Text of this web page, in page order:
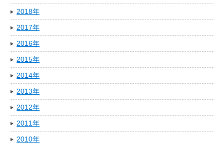
2018年
2017年
2016年
2015年
2014年
2013年
2012年
2011年
2010年